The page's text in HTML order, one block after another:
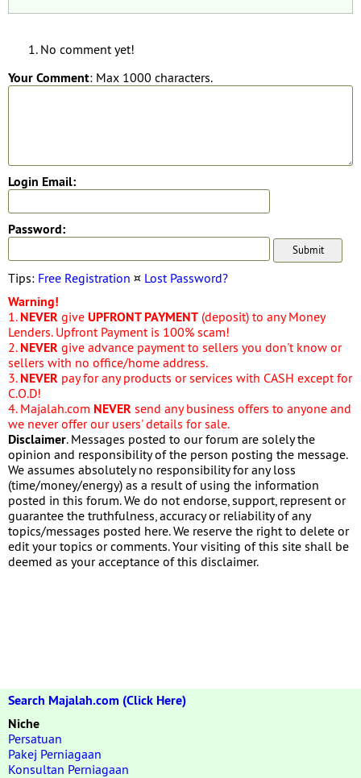
No comment yet!
Your Comment: Max 1000 characters.
Login Email:
Password:
Tips: Free Registration ¤ Lost Password?
Warning!
1. NEVER give UPFRONT PAYMENT (deposit) to any Money
Lenders. Upfront Payment is 100% scam!
2. NEVER give advance payment to sellers you don't know or
sellers with no office/home address.
3. NEVER pay for any products or services with CASH except for
C.O.D!
4. Majalah.com NEVER send any business offers to anyone and
we never offer our users' details for sale.
Disclaimer. Messages posted to our forum are solely the
opinion and responsibility of the person posting the message.
We assumes absolutely no responsibility for any loss
(time/money/energy) as a result of using the information
posted in this forum. We do not endorse, support, represent or
guarantee the truthfulness, accuracy or reliability of any
topics/messages posted here. We reserve the right to delete or
edit your topics or comments. Your visiting of this site shall be
deemed as your acceptance of this disclaimer.
Search Majalah.com (Click Here)
Niche
Persatuan
Pakej Perniagaan
Konsultan Perniagaan